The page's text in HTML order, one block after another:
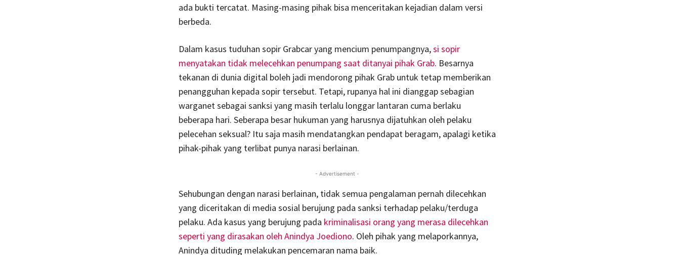
ada bukti tercatat. Masing-masing pihak bisa menceritakan kejadian dalam versi
berbeda.
Dalam kasus tuduhan sopir Grabcar yang mencium penumpangnya,si sopir
menyatakan tidak melecehkan penumpang saat ditanyai pihak Grab. Besarnya
tekanan di dunia digital boleh jadi mendorong pihak Grab untuk tetap memberikan
penangguhan kepada sopir tersebut. Tetapi, rupanya hal ini dianggap sebagian
warganet sebagai sanksi yang masih terlalu longgar lantaran cuma berlaku
beberapa hari. Seberapa besar hukuman yang harusnya dijatuhkan oleh pelaku
pelecehan seksual? Itu saja masih mendatangkan pendapat beragam, apalagi ketika
pihak-pihak yang terlibat punya narasi berlainan.
- Advertisement -
Sehubungan dengan narasi berlainan, tidak semua pengalaman pernah dilecehkan
yang diceritakan di media sosial berujung pada sanksi terhadap pelaku/terduga
pelaku. Ada kasus yang berujung pada kriminalisasi orang yang merasa dilecehkan
seperti yang dirasakan oleh Anindya Joediono. Oleh pihak yang melaporkannya,
Anindya dituding melakukan pencemaran nama baik.